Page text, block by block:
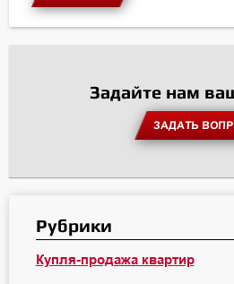
Задайте нам
ЗАДАТЬ
Рубрики
Купля-продажа квартир